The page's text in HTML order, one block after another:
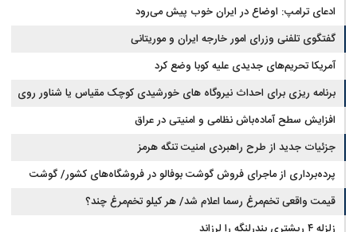
ادعای ترامپ: اوضاع در ایران خوب پیش می‌رود
گفتگوی تلفنی وزرای امور خارجه ایران و موریتانی
آمریکا تحریم‌های جدیدی علیه کوبا وضع کرد
برنامه ریزی برای احداث نیروگاه های خورشیدی کوچک مقیاس یا شناور روی
آب در مازندران
افزایش سطح آماده‌باش نظامی و امنیتی در عراق
جزئیات جدید از طرح راهبردی امنیت تنگه هرمز
پرده‌برداری از ماجرای فروش گوشت بوفالو در فروشگاه‌های کشور/ گوشت
بوفالو از کجا وارد می‌شود؟/ هر کیلو بوفالو با چه قیمتی به فروش می‌رود؟
قیمت واقعی تخم‌مرغ رسما اعلام شد/ هر کیلو تخم‌مرغ چند؟